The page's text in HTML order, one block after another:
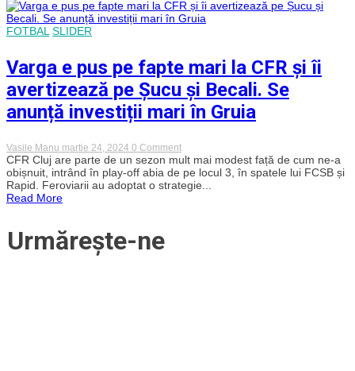
din
academie
Unirea
Dej
FOTBAL SLIDER
Varga e pus pe fapte mari la CFR și îi
avertizează pe Șucu și Becali. Se
anunță investiții mari în Gruia
Vasile Manu martie 24, 2024 0 Commenton
Varga
e
pus
pe
CFR Cluj are parte de un sezon mult mai modest față de cum ne-a
obișnuit, intrând în play-off abia de pe locul 3, în spatele lui FCSB și
Rapid. Feroviarii au adoptat o strategie...
Read More
Urmărește-ne